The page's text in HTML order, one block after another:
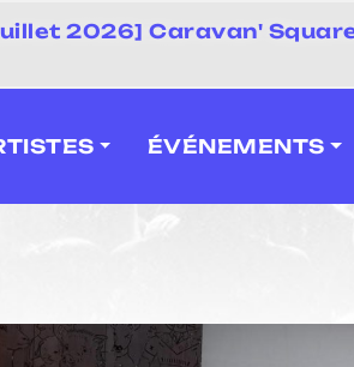
2026] Caravan'
ÉVÉNEMENTS